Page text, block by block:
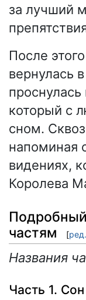
за лучший
После
вернулась
который с
сном.
напоминая
видениях,
Королева
частям
[ред.
Названия
Часть 1.